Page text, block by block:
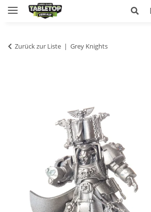
Zurück zur Liste Grey Knights